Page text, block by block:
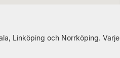
Linköping och Norrköping. Varje